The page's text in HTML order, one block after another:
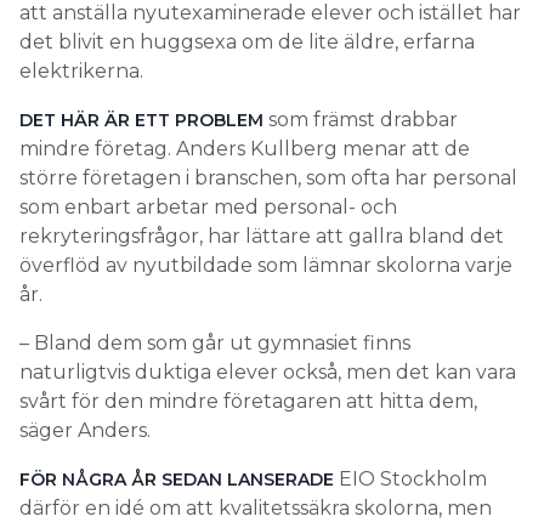
att anställa nyutexaminerade elever och istället har
det blivit en huggsexa om de lite äldre, erfarna
elektrikerna.
DET HÄR ÄR ETT PROBLEM som främst drabbar
mindre företag. Anders Kullberg menar att de
större företagen i branschen, som ofta har personal
som enbart arbetar med personal- och
rekryteringsfrågor, har lättare att gallra bland det
överflöd av nyutbildade som lämnar skolorna varje
år.
– Bland dem som går ut gymnasiet finns
naturligtvis duktiga elever också, men det kan vara
svårt för den mindre företagaren att hitta dem,
säger Anders.
FÖR NÅGRA ÅR SEDAN LANSERADE EIO Stockholm
därför en idé om att kvalitetssäkra skolorna, men